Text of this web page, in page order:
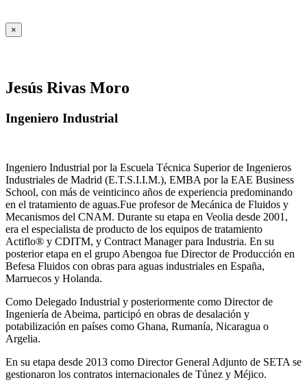
×
Jesús Rivas Moro
Ingeniero Industrial
Ingeniero Industrial por la Escuela Técnica Superior de Ingenieros
Industriales de Madrid (E.T.S.I.I.M.), EMBA por la EAE Business
School, con más de veinticinco años de experiencia predominando
en el tratamiento de aguas.Fue profesor de Mecánica de Fluidos y
Mecanismos del CNAM. Durante su etapa en Veolia desde 2001,
era el especialista de producto de los equipos de tratamiento
Actiflo® y CDITM, y Contract Manager para Industria. En su
posterior etapa en el grupo Abengoa fue Director de Producción en
Befesa Fluidos con obras para aguas industriales en España,
Marruecos y Holanda.
Como Delegado Industrial y posteriormente como Director de
Ingeniería de Abeima, participó en obras de desalación y
potabilización en países como Ghana, Rumanía, Nicaragua o
Argelia.
En su etapa desde 2013 como Director General Adjunto de SETA se
gestionaron los contratos internacionales de Túnez y Méjico.